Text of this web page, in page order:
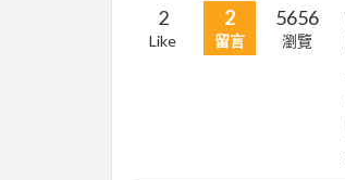
2
Like
2
留言
5656
瀏覽